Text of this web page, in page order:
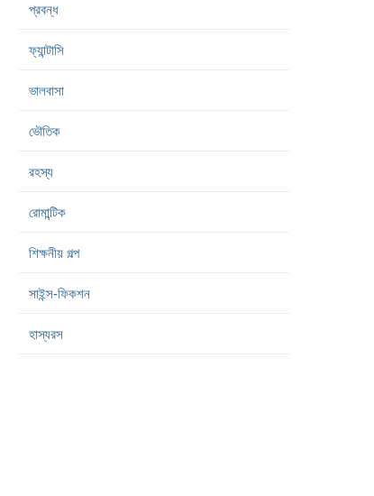
প্রবন্ধ
ফ্যান্টাসি
ভালবাসা
ভৌতিক
রহস্য
রোমান্টিক
শিক্ষনীয় গল্প
সাইন্স-ফিকশন
হাস্যরস